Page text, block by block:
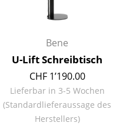
Bene
U-Lift Schreibtisch
CHF 1’190.00
Lieferbar in 3-5 Wochen
(Standardlieferaussage des
Herstellers)